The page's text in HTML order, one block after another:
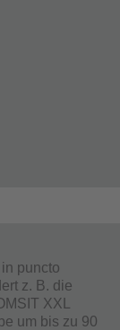
puncto
z. B. die
XXL
um bis zu 90